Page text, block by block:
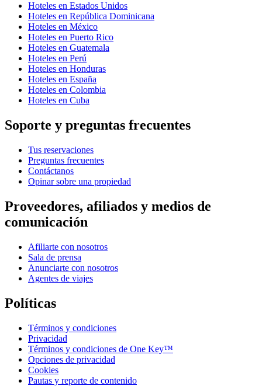
Hoteles en Estados Unidos
Hoteles en República Dominicana
Hoteles en México
Hoteles en Puerto Rico
Hoteles en Guatemala
Hoteles en Perú
Hoteles en Honduras
Hoteles en España
Hoteles en Colombia
Hoteles en Cuba
Soporte y preguntas frecuentes
Tus reservaciones
Preguntas frecuentes
Contáctanos
Opinar sobre una propiedad
Proveedores, afiliados y medios de
comunicación
Afiliarte con nosotros
Sala de prensa
Anunciarte con nosotros
Agentes de viajes
Políticas
Términos y condiciones
Privacidad
Términos y condiciones de One Key™
Opciones de privacidad
Cookies
Pautas y reporte de contenido